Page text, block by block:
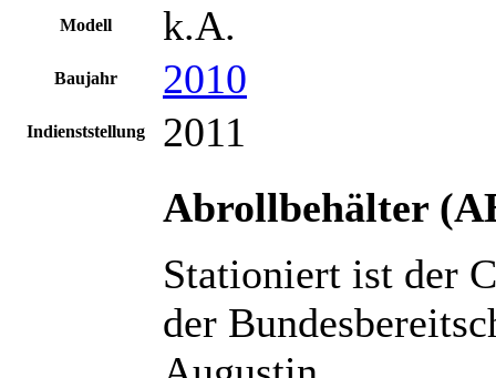
Modell k.A.
Baujahr 2010
Indienststellung 2011
Abrollbehälter
Stationiert ist der
der